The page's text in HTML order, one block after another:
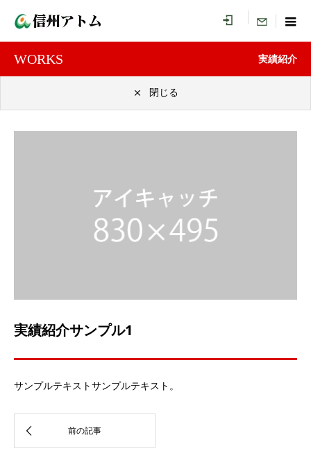
menu
WORKS 実績紹介
閉じる
実績紹介サンプル1
サンプルテキストサンプルテキスト。